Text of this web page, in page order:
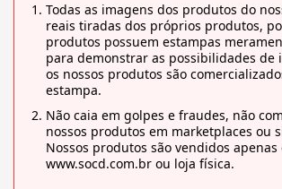
Todas as imagens dos produtos do
reais tiradas dos próprios produtos,
produtos possuem estampas
para demonstrar as possibilidades de
os nossos produtos são
estampa.
Não caia em golpes e fraudes, não
nossos produtos em marketplaces ou
Nossos produtos são vendidos
www.socd.com.br ou loja física.